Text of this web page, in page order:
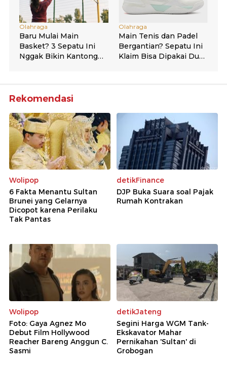
Rekomendasi
Wolipop
6 Fakta Menantu Sultan
Brunei yang Gelarnya
Dicopot karena Perilaku
Tak Pantas
detikFinance
DJP Buka Suara soal Pajak
Rumah Kontrakan
Wolipop
Foto: Gaya Agnez Mo
Debut Film Hollywood
Reacher Bareng Anggun C.
Sasmi
detikJateng
Segini Harga WGM Tank-
Ekskavator Mahar
Pernikahan 'Sultan' di
Grobogan